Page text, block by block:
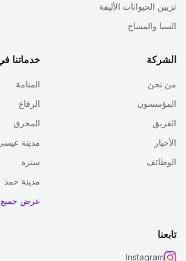
تزيين الحيوانات الأليفة
السبا والمساج
الشركة
من نحن
المؤسسون
الفريق
الأخبار
الوظائف
خدماتنا
المنامة
الرفاع
المحرق
مدينة
سترة
مدينة حمد
عرض جميع
تابعنا
Instagram